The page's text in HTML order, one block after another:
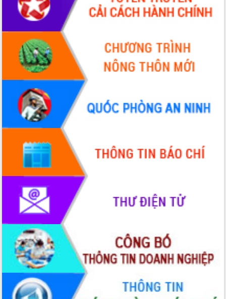
Nâng cao hiệu quả hoạt động của các
doanh nghiệp nhà nước
Hội nghị triển khai kết nối mạng
truyền số liệu chuyên dùng phục vụ cơ
quan Đảng, Nhà nước
Lễ phát động chuỗi hoạt động chung
tay làm sạch môi trường
Xã Ea Kar bước chuyển mình trong
công tác cải cách hành chính mô hình
mới
UBND tỉnh họp báo định kỳ tháng 4
năm 2026
Hội thảo khoa học “Giải pháp thúc đẩy
phát triển nền kinh tế xanh tại tỉnh
Tăng cường giám sát, đôn đốc thực
hiện nhiệm vụ quản lý tài sản công
hàng tuần
Tháo gỡ những vướng mắc, đẩy mạnh
công tác cải cách thủ tục hành chính
tại Trung tâm Phục vụ hành chính
công tỉnh
Đắk Lắk: Tôn vinh 46 giải pháp tại Hội
thi Sáng tạo Kỹ thuật 2024 - 2025
Đắk Lắk rà soát, điều chỉnh Đề án 190
về phát triển nuôi trồng thủy sản
Phó Chủ tịch UBND tỉnh Đắk Lắk